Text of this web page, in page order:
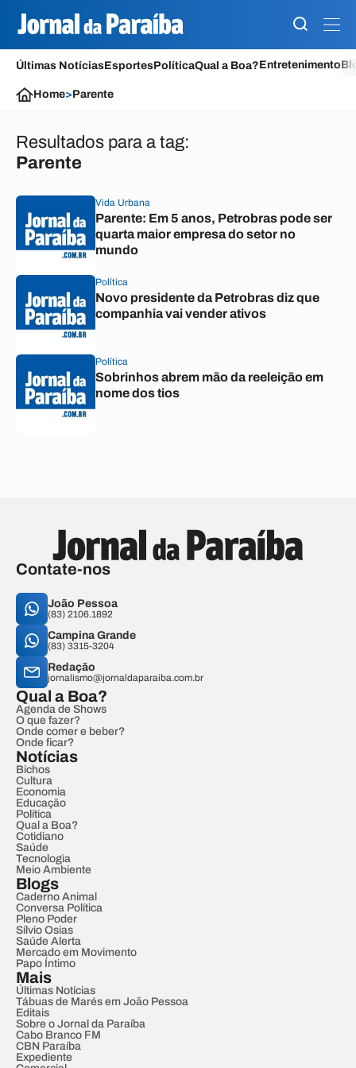
Últimas NotíciasEsportesPolíticaQual a Boa?Entretenimento
Home>Parente
Resultados para a tag:
Parente
Vida Urbana
Parente: Em 5 anos, Petrobras pode ser
quarta maior empresa do setor no
mundo
Política
Novo presidente da Petrobras diz que
companhia vai vender ativos
Política
Sobrinhos abrem mão da reeleição em
nome dos tios
Contate-nos
João Pessoa
(83) 2106.1892
Campina Grande
(83) 3315-3204
Redação
jornalismo@jornaldaparaiba.com.br
Qual a Boa?
Agenda de Shows
O que fazer?
Onde comer e beber?
Onde ficar?
Notícias
Bichos
Cultura
Economia
Educação
Política
Qual a Boa?
Cotidiano
Saúde
Tecnologia
Meio Ambiente
Blogs
Caderno Animal
Conversa Política
Pleno Poder
Sílvio Osias
Saúde Alerta
Mercado em Movimento
Papo Íntimo
Mais
Últimas Notícias
Tábuas de Marés em João Pessoa
Editais
Sobre o Jornal da Paraíba
Cabo Branco FM
CBN Paraíba
Expediente